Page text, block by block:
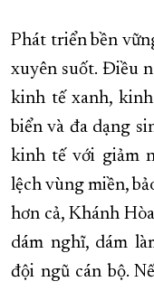
Phát triển bền
xuyên suốt. Điều
kinh tế xanh,
biển và đa dạng
kinh tế với giảm
lệch vùng miền,
hơn cả, Khánh
dám nghĩ, dám
đội ngũ cán bộ.